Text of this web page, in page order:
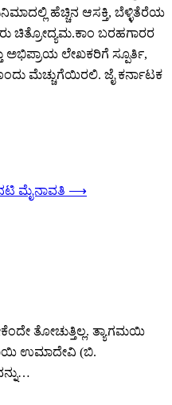
ಹೆಚ್ಚಿನ ಆಸಕ್ತಿ, ಬೆಳ್ಳಿತೆರೆಯ
ಚಿತ್ರೋದ್ಯಮ.ಕಾಂ ಬರಹಗಾರರ
ಅಭಿಪ್ರಾಯ ಲೇಖಕರಿಗೆ ಸ್ಪೂರ್ತಿ,
ಮೆಚ್ಚುಗೆಯಿರಲಿ. ಜೈ ಕರ್ನಾಟಕ
ಮೈನಾವತಿ ⟶
ತೋಚುತ್ತಿಲ್ಲ. ತ್ಯಾಗಮಯಿ
ಉಮಾದೇವಿ (ಬಿ.